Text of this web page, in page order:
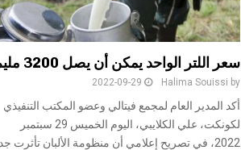
سعر اللتر الواحد يمكن أن يصل 3200 مليم
by
Halima Souissi
2022-09-29
أكد المدير العام لمجمع فيتالي وعضو المكتب التنفيذي
لكونكت، علي الكلايبي، اليوم الخميس 29 سبتمبر
2022، في تصريح إعلامي أن منظومة الألبان تأثرت